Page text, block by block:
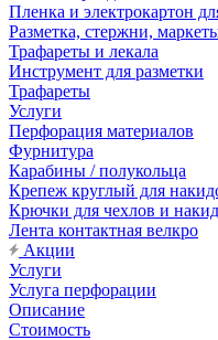
Пленка и электрокартон
Разметка, стержни,
Трафареты и лекала
Инструмент для разметки
Трафареты
Услуги
Перфорация материалов
Фурнитура
Карабины / полукольца
Крепеж круглый для
Крючки для чехлов и
Лента контактная велкро
Акции
Услуги
Услуга перфорации
Описание
Стоимость